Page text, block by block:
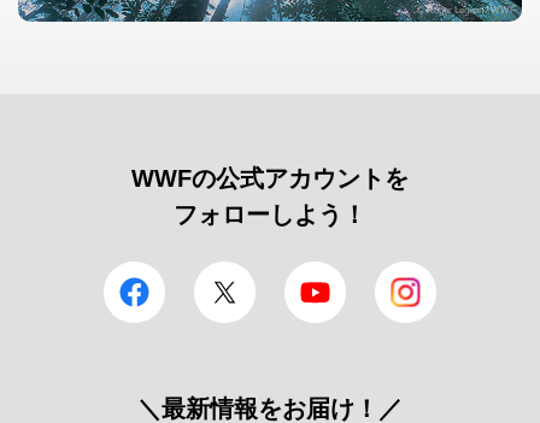
© Roger Leguen / WWF
WWFの公式アカウントを
フォローしよう！
facebook Twitter YouTube
＼最新情報をお届け！／